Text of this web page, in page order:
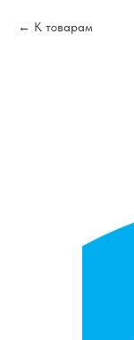
К товарам